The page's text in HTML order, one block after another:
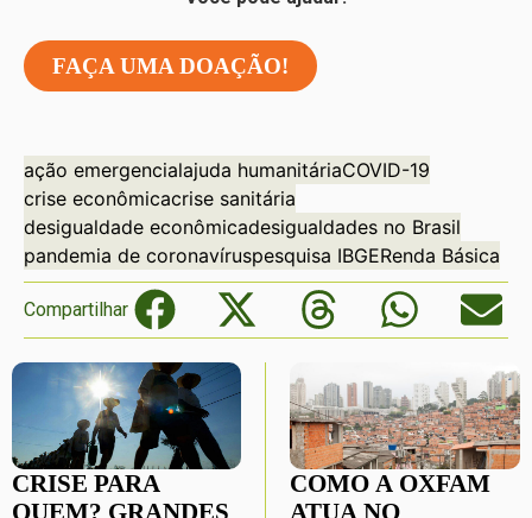
FAÇA UMA DOAÇÃO!
ação emergencialajuda humanitáriaCOVID-19
crise econômicacrise sanitária
desigualdade econômicadesigualdades no Brasil
pandemia de coronavíruspesquisa IBGERenda Básica
Compartilhar
CRISE PARA
QUEM? GRANDES
COMO A OXFAM
ATUA NO